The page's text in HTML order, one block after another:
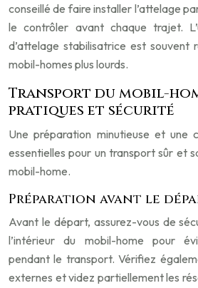
conseillé de faire installer l’attelage
le contrôler avant chaque trajet.
d’attelage stabilisatrice est souvent
mobil-homes plus lourds.
Transport du mobil-
pratiques et sécurité
Une préparation minutieuse et une
essentielles pour un transport sûr et
mobil-home.
Préparation avant le
Avant le départ, assurez-vous de
l’intérieur du mobil-home pour
pendant le transport. Vérifiez
externes et videz partiellement les